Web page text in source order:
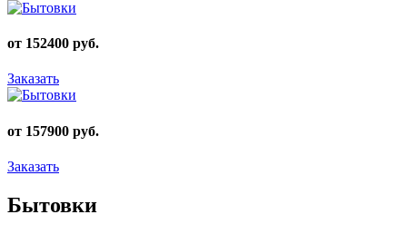
от 152400 руб.
Заказать
от 157900 руб.
Заказать
Бытовки